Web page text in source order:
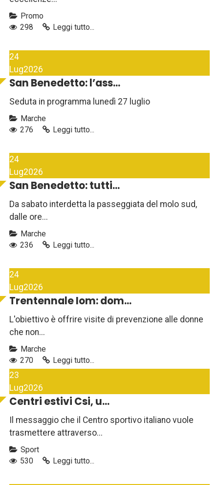
Promo
298
Leggi tutto...
24
Lug2026
San Benedetto: l’ass...
Seduta in programma lunedì 27 luglio
Marche
276
Leggi tutto...
24
Lug2026
San Benedetto: tutti...
Da sabato interdetta la passeggiata del molo sud,
dalle ore...
Marche
236
Leggi tutto...
24
Lug2026
Trentennale Iom: dom...
L'obiettivo è offrire visite di prevenzione alle donne
che non...
Marche
270
Leggi tutto...
23
Lug2026
Centri estivi Csi, u...
Il messaggio che il Centro sportivo italiano vuole
trasmettere attraverso...
Sport
530
Leggi tutto...